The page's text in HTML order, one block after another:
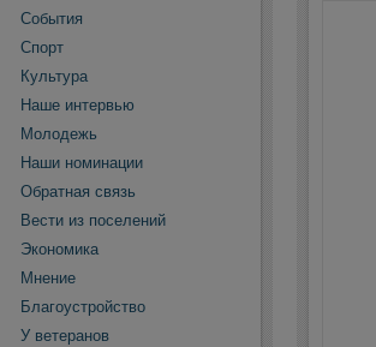
События
Спорт
Культура
Наше интервью
Молодежь
Наши номинации
Обратная связь
Вести из поселений
Экономика
Мнение
Благоустройство
У ветеранов